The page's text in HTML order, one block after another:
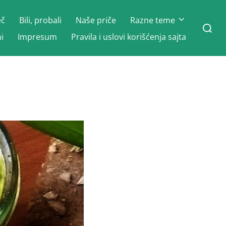
Bili, probali Naše priče
Razne teme
Impresum Pravila i uslovi korišćenja sajta
Search
for: